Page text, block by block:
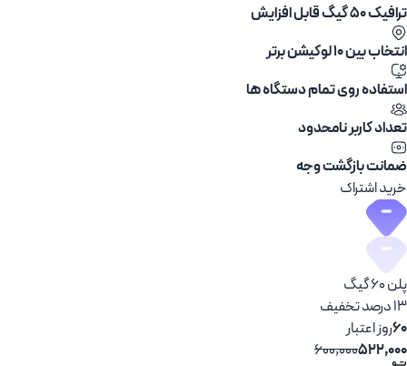
ترافیک 50 گیگ قابل افزایش
انتخاب بین ۱۰ لوکیشن برتر
استفاده روی تمام دستگاه ها
تعداد کاربر نامحدود
ضمانت بازگشت وجه
خرید اشتراک
پلن 60 گیگ
13 درصد تخفیف
60روز اعتبار
600,000522,000